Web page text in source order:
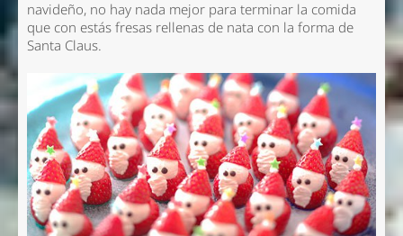
navideño, no hay nada mejor para terminar la comida
que con estás fresas rellenas de nata con la forma de
Santa Claus.